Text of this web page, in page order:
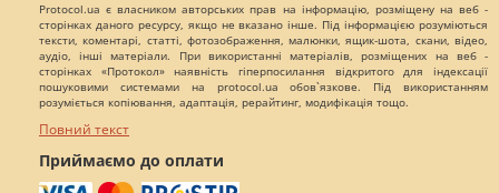
Protocol.ua є власником авторських прав на інформацію, розміщену на веб -
сторінках даного ресурсу, якщо не вказано інше. Під інформацією розуміються
тексти, коментарі, статті, фотозображення, малюнки, ящик-шота, скани, відео,
аудіо, інші матеріали. При використанні матеріалів, розміщених на веб -
сторінках «Протокол» наявність гіперпосилання відкритого для індексації
пошуковими системами на protocol.ua обов`язкове. Під використанням
розуміється копіювання, адаптація, рерайтинг, модифікація тощо.
Повний текст
Приймаємо до оплати